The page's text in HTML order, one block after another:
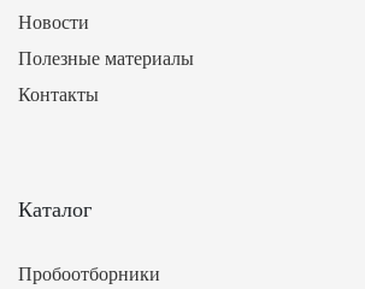
Новости
Полезные материалы
Контакты
Каталог
Пробоотборники